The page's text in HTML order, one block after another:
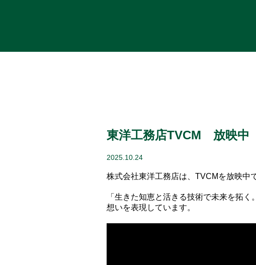
東洋工務店TVCM 放映中
2025.10.24
株式会社東洋工務店は、TVCMを放映中
「生きた知恵と活きる技術で未来を拓
想いを表現しています。